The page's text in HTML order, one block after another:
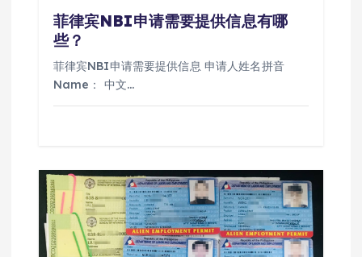
菲律宾NBI申请需要提供信息有哪
些？
菲律宾NBI申请需要提供信息 申请人姓名拼音
Name： 中文…